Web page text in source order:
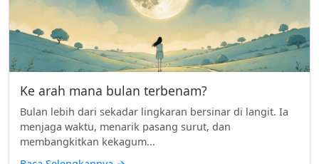
Ke arah mana bulan terbenam?
Bulan lebih dari sekadar lingkaran bersinar di langit. Ia
menjaga waktu, menarik pasang surut, dan
membangkitkan kekagum...